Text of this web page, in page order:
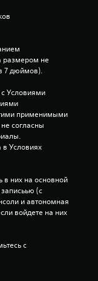
размером не
7 дюймов).
с Условиями
применимыми
согласны
Условиях
в них на основной
(с
и автономная
войдете на них
с